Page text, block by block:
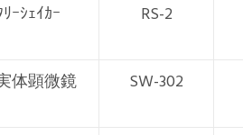
ｰｼｪｲｶｰ RS-2
体顕微鏡 SW-302